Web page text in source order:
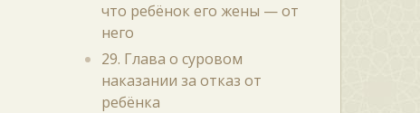
что ребёнок его жены — от
него
29. Глава о суровом
наказании за отказ от
ребёнка